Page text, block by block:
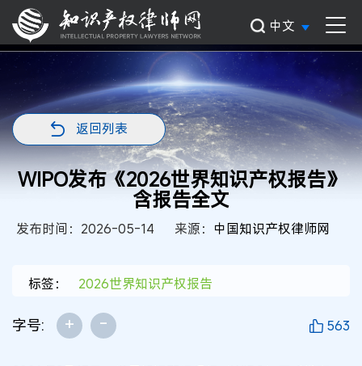
中文
返回列表
WIPO发布《2026世界知识产权报告》
含报告全文
发布时间：2026-05-14 来源： 中国知识产权律师网
标签： 2026世界知识产权报告
字号: + - 563